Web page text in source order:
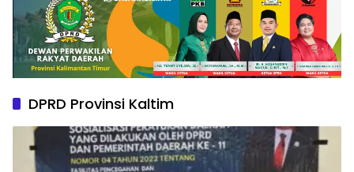
DPRD Provinsi Kaltim